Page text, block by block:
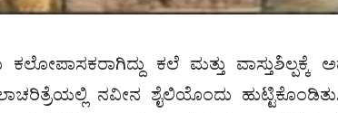
ಕಲೋಪಾಸಕರಾಗಿದ್ದು ಕಲೆ ಮತ್ತು
ನವೀನ ಶೈಲಿಯೊಂದು